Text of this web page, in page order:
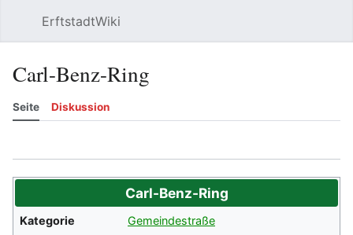
ErftstadtWiki
Carl-Benz-Ring
Seite Diskussion
Carl-Benz-Ring
Kategorie
Gemeindestraße